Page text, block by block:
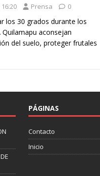
Prensa 0
los 30 grados durante los
aconsejan
del suelo, proteger frutales
PÁGINAS
Contacto
Inicio